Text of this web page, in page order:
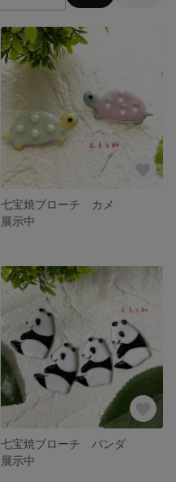
七宝焼ブローチ カメ
展示中
七宝焼ブローチ パンダ
展示中